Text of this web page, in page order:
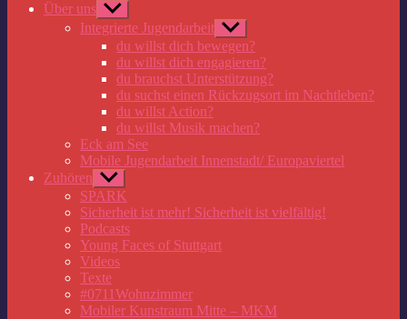
Über uns Untermenü
anzeigen
Integrierte Jugendarbeit Untermenü
anzeigen
du willst dich bewegen?
du willst dich engagieren?
du brauchst Unterstützung?
du suchst einen Rückzugsort im Nachtleben?
du willst Action?
du willst Musik machen?
Eck am See
Mobile Jugendarbeit Innenstadt/ Europaviertel
Zuhören Untermenü
anzeigen
SPARK
Sicherheit ist mehr! Sicherheit ist vielfältig!
Podcasts
Young Faces of Stuttgart
Videos
Texte
#0711Wohnzimmer
Mobiler Kunstraum Mitte – MKM